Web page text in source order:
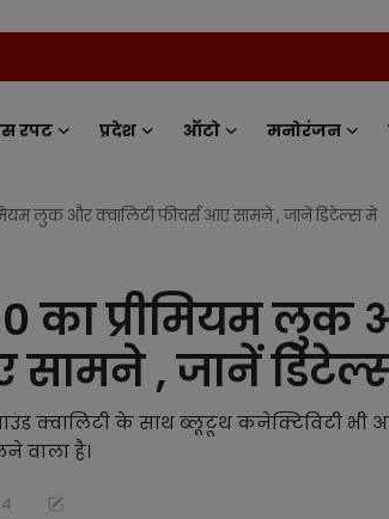
रपट प्रदेश ऑटो मनोरंजन
लुक और क्वालिटी फीचर्स आए सामने , जानें डिटेल्स में
का प्रीमियम लुक
सामने , जानें
क्वालिटी के साथ ब्लूटूथ कनेक्टिविटी भी
वाला है।